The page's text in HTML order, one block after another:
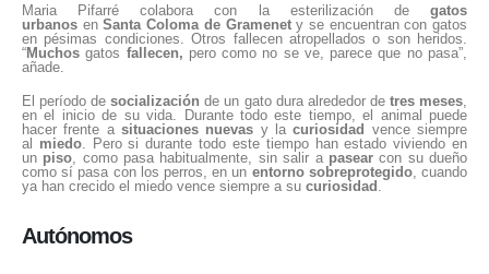
Maria Pifarré colabora con la esterilización de gatos
urbanos enSanta Coloma de Gramenety se encuentran con gatos
en pésimas condiciones. Otros fallecen atropellados o son heridos.
“Muchosgatos fallecen, pero como no se ve, parece que no pasa”,
añade.
El período desocializaciónde un gato dura alrededor de tres meses,
en el inicio de su vida. Durante todo este tiempo, el animal puede
hacer frente asituaciones nuevas y lacuriosidad vence siempre
al miedo. Pero si durante todo este tiempo han estado viviendo en
un piso, como pasa habitualmente, sin salir a pasearcon su dueño
como sí pasa con los perros, en un entorno sobreprotegido, cuando
ya han crecido el miedo vence siempre a su curiosidad .
Autónomos